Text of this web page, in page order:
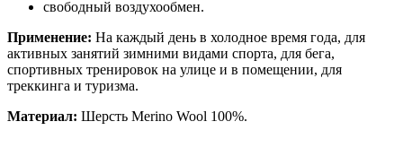
свободный воздухообмен.
Применение: На каждый день в холодное время года, для
активных занятий зимними видами спорта, для бега,
спортивных тренировок на улице и в помещении, для
треккинга и туризма.
Материал: Шерсть Merino Wool 100%.